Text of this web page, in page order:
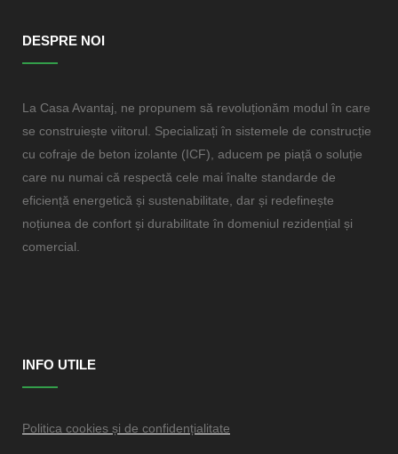
DESPRE NOI
La Casa Avantaj, ne propunem să revoluționăm modul în care
se construiește viitorul. Specializați în sistemele de construcție
cu cofraje de beton izolante (ICF), aducem pe piață o soluție
care nu numai că respectă cele mai înalte standarde de
eficiență energetică și sustenabilitate, dar și redefinește
noțiunea de confort și durabilitate în domeniul rezidențial și
comercial.
INFO UTILE
Politica cookies și de confidențialitate